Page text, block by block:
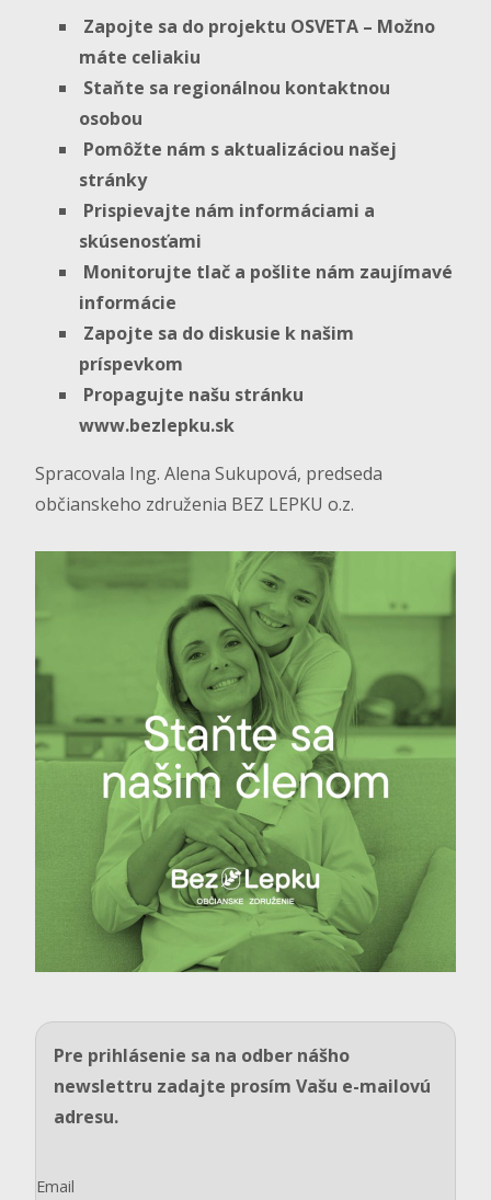
Zapojte sa do projektu OSVETA – Možno
máte celiakiu
Staňte sa regionálnou kontaktnou
osobou
Pomôžte nám s aktualizáciou našej
stránky
Prispievajte nám informáciami a
skúsenosťami
Monitorujte tlač a pošlite nám zaujímavé
informácie
Zapojte sa do diskusie k našim
príspevkom
Propagujte našu stránku
www.bezlepku.sk
Spracovala Ing. Alena Sukupová, predseda
občianskeho združenia BEZ LEPKU o.z.
Pre prihlásenie sa na odber nášho
newslettru zadajte prosím Vašu e-mailovú
adresu.
Email